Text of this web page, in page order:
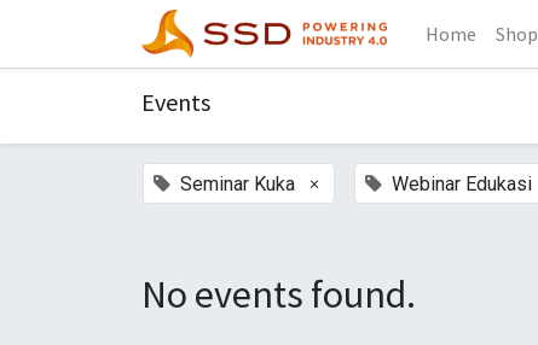
Home Shop
Events
Seminar Kuka × Webinar Edukasi
No events found.